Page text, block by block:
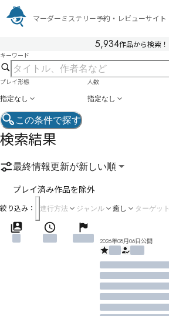
マーダーミステリー予約・レビューサイト
5,934作品から検索！
キーワード
プレイ形態
指定なし
人数
指定なし
この条件で探す
検索結果
最終情報更新が新しい順
プレイ済み作品を除外
絞り込み： 進行方法 ジャンル 癒し ターゲット
2026年08月06日公開